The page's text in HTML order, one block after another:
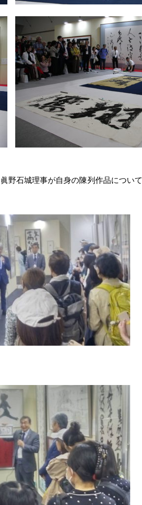
野石城理事が自身の陳列作品につい